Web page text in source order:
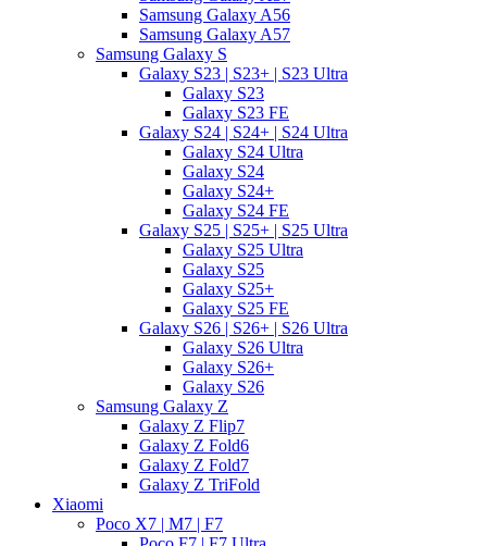
Samsung Galaxy A56
Samsung Galaxy A57
Samsung Galaxy S
Galaxy S23 | S23+ | S23 Ultra
Galaxy S23
Galaxy S23 FE
Galaxy S24 | S24+ | S24 Ultra
Galaxy S24 Ultra
Galaxy S24
Galaxy S24+
Galaxy S24 FE
Galaxy S25 | S25+ | S25 Ultra
Galaxy S25 Ultra
Galaxy S25
Galaxy S25+
Galaxy S25 FE
Galaxy S26 | S26+ | S26 Ultra
Galaxy S26 Ultra
Galaxy S26+
Galaxy S26
Samsung Galaxy Z
Galaxy Z Flip7
Galaxy Z Fold6
Galaxy Z Fold7
Galaxy Z TriFold
Xiaomi
Poco X7 | M7 | F7